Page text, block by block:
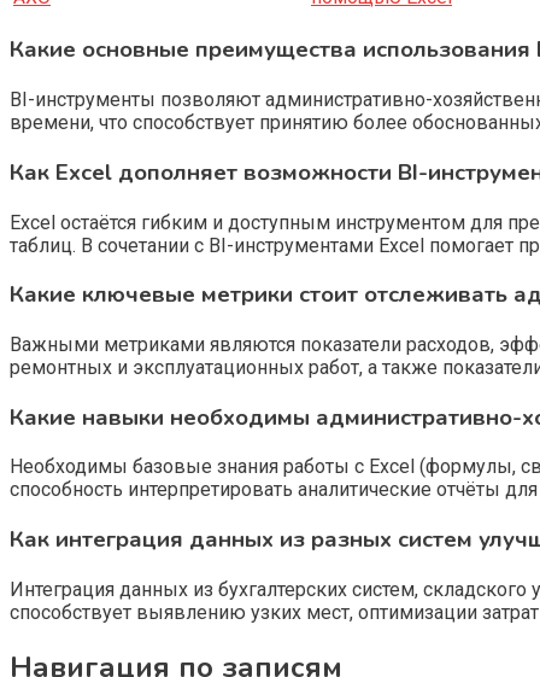
Какие основные преимущества
BI-инструменты позволяют административно-
времени, что способствует принятию более
Как Excel дополняет возможности BI-
Excel остаётся гибким и доступным инструментом для
таблиц. В сочетании с BI-инструментами Excel помогает
Какие ключевые метрики стоит отслеживать
Важными метриками являются показатели расходов,
ремонтных и эксплуатационных работ, а также
Какие навыки необходимы административно-
Необходимы базовые знания работы с Excel (формулы,
способность интерпретировать аналитические отчёты
Как интеграция данных из разных систем
Интеграция данных из бухгалтерских систем,
способствует выявлению узких мест, оптимизации
Навигация по записям